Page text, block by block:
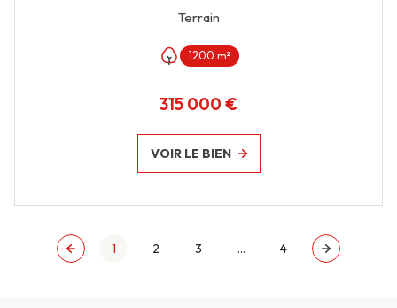
Terrain
1200 m²
315 000 €
VOIR LE BIEN
1 2 3 ... 4